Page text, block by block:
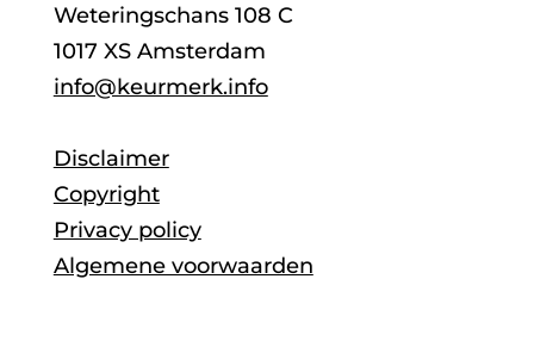
Weteringschans 108 C
1017 XS Amsterdam
info@keurmerk.info
Disclaimer
Copyright
Privacy policy
Algemene voorwaarden